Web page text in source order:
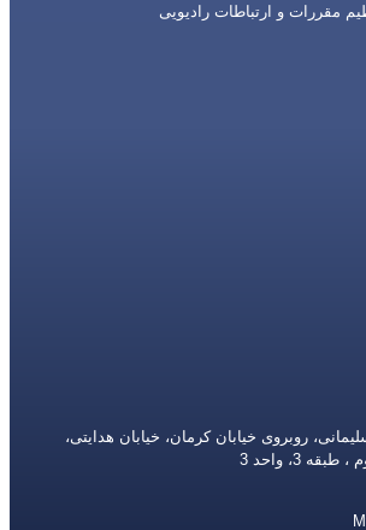
مقررات و ارتباطات رادیویی
روبروی خیابان کرمان، خیابان هدایتی،